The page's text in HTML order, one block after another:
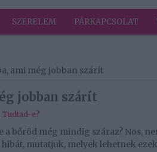
SZERELEM PÁRKAPCSOLAT
ami még jobban szárít
jobban szárít
Tudtad-e?
a bőröd még mindig száraz? Nos,
mutatjuk, melyek lehetnek